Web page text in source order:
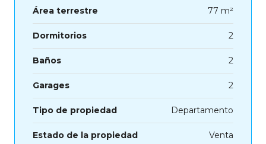
Área terrestre 77 m²
Dormitorios 2
Baños 2
Garages 2
Tipo de propiedad Departamento
Estado de la propiedad Venta